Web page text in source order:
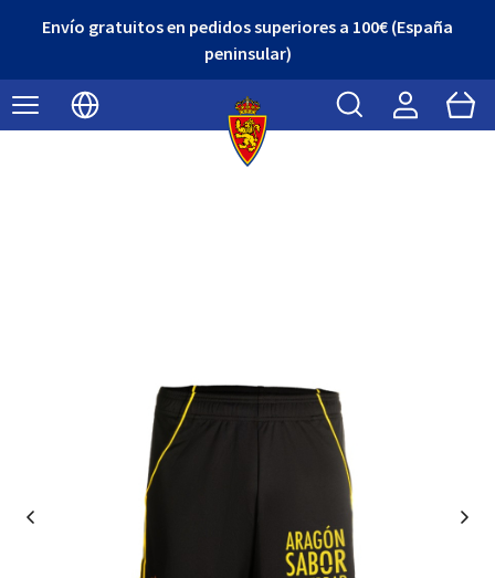
Envío gratuitos en pedidos superiores a 100€ (España
peninsular)
Seleccionar idioma
Buscar Cart